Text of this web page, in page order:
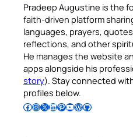
Pradeep Augustine is the
faith-driven platform
languages, prayers,
reflections, and other
He manages the website
apps alongside his
story). Stay connected
profiles below.
Follow Pradeep on Facebook Follow Pradeep on InstagramFollow Pradeep on X Follow Pradeep on LinkedIn Follow Pradeep on Pinterest Subscribe to Pradeep’s Youtube Channel Follow Pradeep on WordPress Follow Pradeep on GitHub